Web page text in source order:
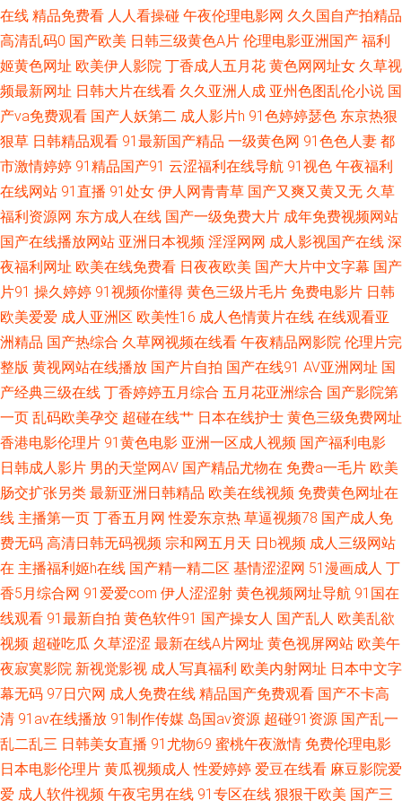
产 亚洲综合春 熟女a资源 欧洲综合色图 狼友青草园 国产在线91网站 成人无
码福利导航 AV管网 91高清无码电影 午夜三级大片 日韩视频导航 青草视频网
站 老湿影院香蕉 国产色资源 超碰人人青青55 91熊猫视频 伊人91在线观看
日韩欧美国产17 欧美呦呦啊啊啊 玖玖男人资源站 精品久久入 国产无人区大
片 岛国AV搬运工 A级网站 97无码超碰 91免费观看视频 伊人青青香蕉 四虎
午夜福利视频 日本黄页免费 欧美少女性性交 美女夜色黄 激情午夜一区 国产
成人伊人 成人大香蕉视频 www美女AV 97精品色情 91不用下载观看 亚洲另
类激情小说 午夜久久电影 午夜成人骚蜜桃网 天天操屄网 日本丝袜足交 欧美
性爱另类3 美女抠逼视频 激情小视频91 国产a成人 成人在哪看片 肏屄一区二
区三 www黄色网址 97欧美 中文字幕久久精品 亚洲三级片另类 婷婷激情综
合网 超碰网址 精东A片 久草国产福利视频 欧美专区精品色 亚洲免费成人电
影 午夜免费大片
在线 精品免费看 人人看操碰 午夜伦理电影网 久久国自产拍精品
高清乱码0 国产欧美 日韩三级黄色A片 伦理电影亚洲国产 福利
姬黄色网址 欧美伊人影院 丁香成人五月花 黄色网网址女 久草视
频最新网址 日韩大片在线看 久久亚洲人成 亚州色图乱伦小说 国
产va免费观看 国产人妖第二 成人影片h 91色婷婷瑟色 东京热狠
狠草 日韩精品观看 91最新国产精品 一级黄色网 91色色人妻 都
市激情婷婷 91精品国产91 云涩福利在线导航 91视色 午夜福利
在线网站 91直播 91处女 伊人网青青草 国产又爽又黄又无 久草
福利资源网 东方成人在线 国产一级免费大片 成年免费视频网站
国产在线播放网站 亚洲日本视频 淫淫网网 成人影视国产在线 深
夜福利网址 欧美在线免费看 日夜夜欧美 国产大片中文字幕 国产
片91 操久婷婷 91视频你懂得 黄色三级片毛片 免费电影片 日韩
欧美爱爱 成人亚洲区 欧美性16 成人色情黄片在线 在线观看亚
洲精品 国产热综合 久草网视频在线看 午夜精品网影院 伦理片完
整版 黄视网站在线播放 国产片自拍 国产在线91 AV亚洲网址 国
产经典三级在线 丁香婷婷五月综合 五月花亚洲综合 国产影院第
一页 乱码欧美孕交 超碰在线艹 日本在线护士 黄色三级免费网址
香港电影伦理片 91黄色电影 亚洲一区成人视频 国产福利电影
日韩成人影片 男的天堂网AV 国产精品尤物在 免费a一毛片 欧美
肠交扩张另类 最新亚洲日韩精品 欧美在线视频 免费黄色网址在
线 主播第一页 丁香五月网 性爱东京热 草逼视频78 国产成人免
费无码 高清日韩无码视频 宗和网五月天 日b视频 成人三级网站
在 主播福利姬h在线 国产精一精二区 基情涩涩网 51漫画成人 丁
香5月综合网 91爱爱com 伊人涩涩射 黄色视频网址导航 91国在
线观看 91最新自拍 黄色软件91 国产操女人 国产乱人 欧美乱欲
视频 超碰吃瓜 久草涩涩 最新在线A片网址 黄色视屏网站 欧美午
夜寂寞影院 新视觉影视 成人写真福利 欧美内射网址 日本中文字
幕无码 97日穴网 成人免费在线 精品国产免费观看 国产不卡高
清 91av在线播放 91制作传媒 岛国av资源 超碰91资源 国产乱一
乱二乱三 日韩美女直播 91尤物69 蜜桃午夜激情 免费伦理电影
日本电影伦理片 黄瓜视频成人 性爱婷婷 爱豆在线看 麻豆影院爱
爱 成人软件视频 午夜宅男在线 91专区在线 狠狠干欧美 国产三